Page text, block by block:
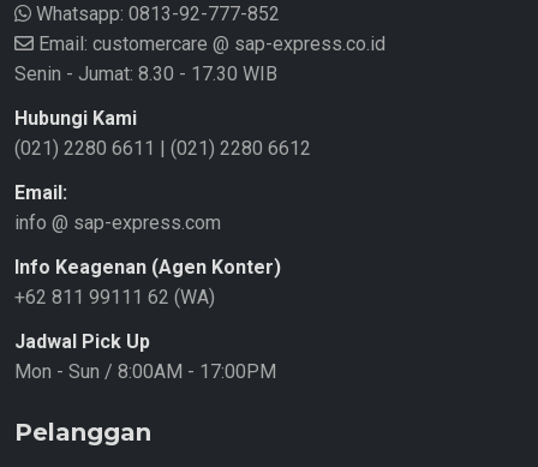
Whatsapp: 0813-92-777-852
Email: customercare @ sap-express.co.id
Senin - Jumat: 8.30 - 17.30 WIB
Hubungi Kami
(021) 2280 6611
(021) 2280 6612
Email:
info @ sap-express.com
Info Keagenan (Agen Konter)
+62 811 99111 62 (WA)
Jadwal Pick Up
Mon - Sun / 8:00AM - 17:00PM
Pelanggan